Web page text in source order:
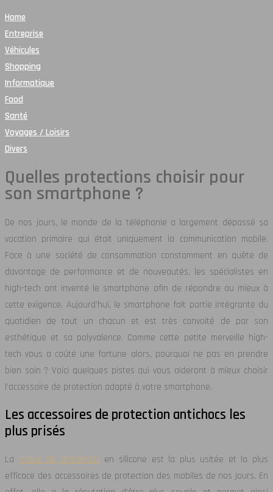
Home
Entreprise
Véhicules
Shopping
Informatique
Food
Santé
Voyages / Loisirs
Divers
Quelles protections choisir pour
son smartphone ?
De nos jours, le monde de la téléphonie a largement dépassé sa
vocation primaire qui était uniquement la communication mobile.
Face à une société de consommation constamment en quête de
davantage de performance et de nouveautés, les spécialistes en
high-tech ont inventé le smartphone afin de répondre au mieux à
cette exigence. Aujourd’hui, le smartphone fait partie intégrante du
quotidien de tout un chacun et est très convoité de par son
esthétique et sa polyvalence. Comme cette petite merveille high-
tech vous a coûté une fortune alors, pourquoi ne pas en prendre
bien soin ? Voici quelques pistes qui vous aideront à mieux choisir
l’accessoire de protection adapté à votre smartphone.
Les accessoires de protection antichocs les
plus prisés
La coque de protection en silicone est la plus usitée et la plus
efficace des accessoires de protection des mobiles de nos jours. En